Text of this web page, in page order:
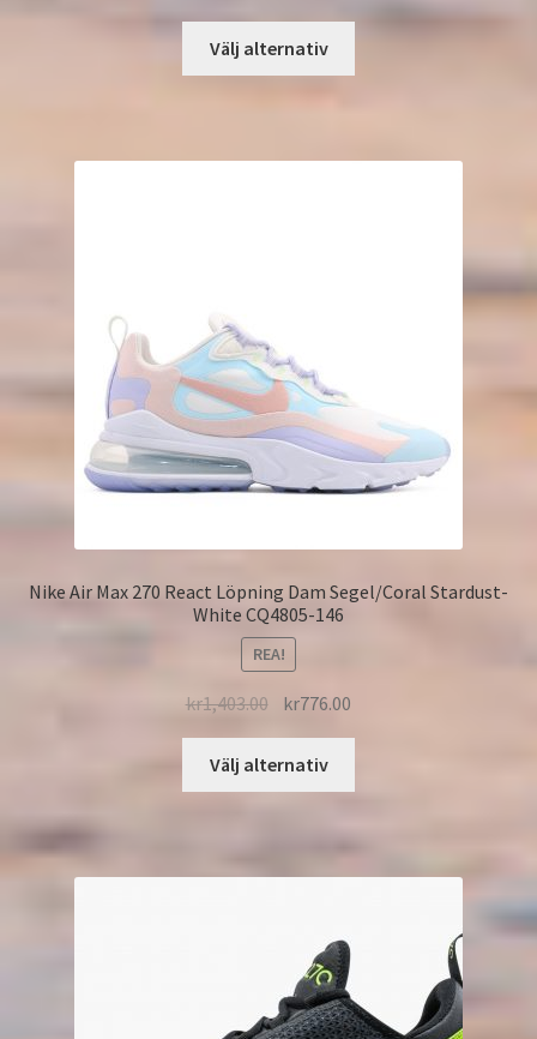
Välj alternativ
Nike Air Max 270 React Löpning Dam Segel/Coral Stardust-
White CQ4805-146
REA!
kr1,403.00 kr776.00
Välj alternativ